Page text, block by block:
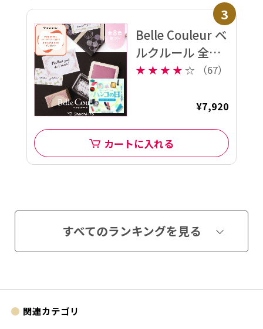
3
Belle Couleur ベ
ルクルール 全色
セット
★ ★ ★ ★ ☆ （67）
¥7,920
カートに入れる
すべてのランキングを見る
関連カテゴリ